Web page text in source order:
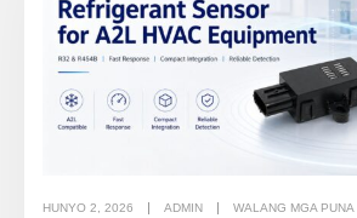
HUNYO 2, 2026 ADMIN WALANG MGA PUNA